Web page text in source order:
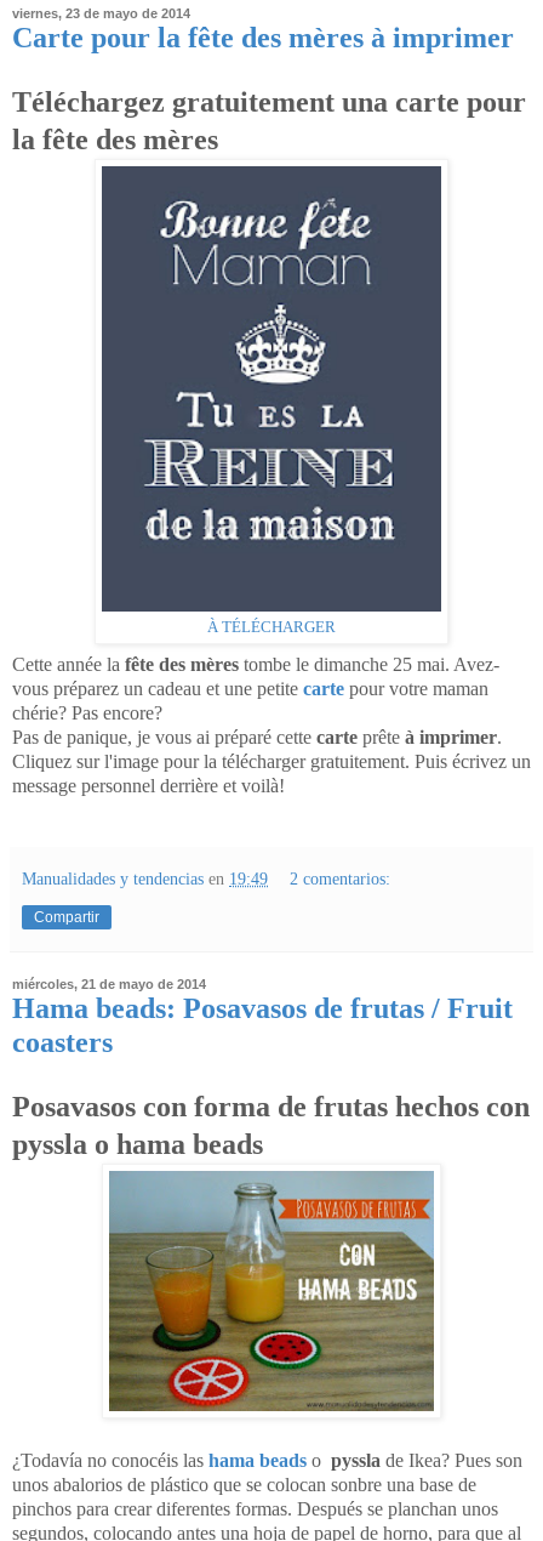
viernes, 23 de mayo de 2014
Carte pour la fête des mères à imprimer
Téléchargez gratuitement una carte pour
la fête des mères
À TÉLÉCHARGER
Cette année la fête des mères tombe le dimanche 25 mai. Avez-
vous préparez un cadeau et une petite carte pour votre maman
chérie? Pas encore?
Pas de panique, je vous ai préparé cette carte prête à imprimer.
Cliquez sur l'image pour la télécharger gratuitement. Puis écrivez un
message personnel derrière et voilà!
Manualidades y tendencias en 19:49 2 comentarios:
Compartir
miércoles, 21 de mayo de 2014
Hama beads: Posavasos de frutas / Fruit
coasters
Posavasos con forma de frutas hechos con
pyssla o hama beads
¿Todavía no conocéis las hama beads o pyssla de Ikea? Pues son
unos abalorios de plástico que se colocan sonbre una base de
pinchos para crear diferentes formas. Después se planchan unos
segundos, colocando antes una hoja de papel de horno, para que al